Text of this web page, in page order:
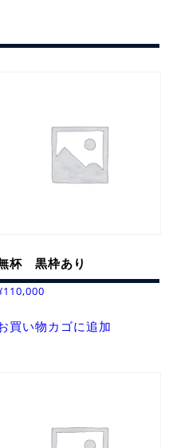
杯 黒枠あり
110,000
買い物カゴに追加